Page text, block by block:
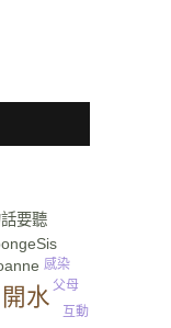
水
要聽
父母
互動
感染